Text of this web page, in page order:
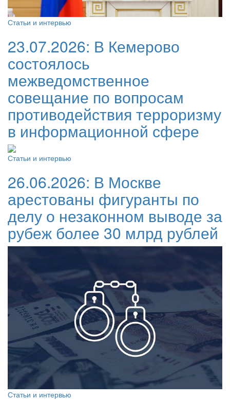
Статьи и интервью
23.07.2026: В Кемерово
состоялось
межведомственное
совещание по вопросам
противодействия терроризму
в информационной сфере
Статьи и интервью
26.06.2026: В Москве
арестованы фигуранты по
делу о незаконном выводе за
рубеж более 30 млрд рублей
Статьи и интервью